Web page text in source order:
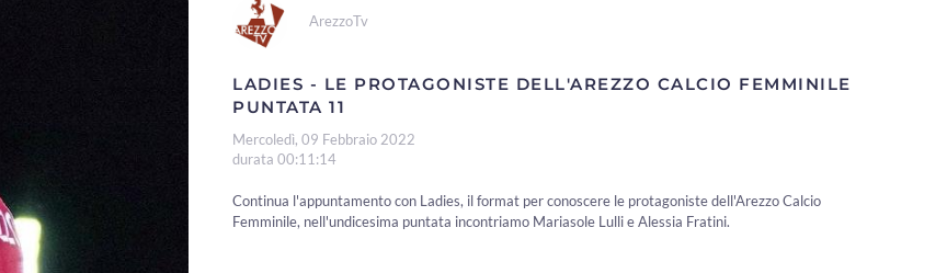
ArezzoTv
LADIES - LE PROTAGONISTE DELL'AREZZO CALCIO FEMMINILE
PUNTATA 11
Mercoledì, 09 Febbraio 2022
durata 00:11:14
Continua l'appuntamento con Ladies, il format per conoscere le protagoniste dell'Arezzo Calcio
Femminile, nell'undicesima puntata incontriamo Mariasole Lulli e Alessia Fratini.